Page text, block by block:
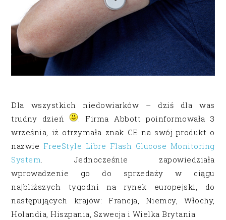
Dla wszystkich niedowiarków – dziś dla was
trudny dzień
. Firma Abbott poinformowała 3
września, iż otrzymała znak CE na swój produkt o
nazwie FreeStyle Libre Flash Glucose Monitoring
System
. Jednocześnie zapowiedziała
wprowadzenie go do sprzedaży w ciągu
najbliższych tygodni na rynek europejski, do
następujących krajów: Francja, Niemcy, Włochy,
Holandia, Hiszpania, Szwecja i Wielka Brytania.